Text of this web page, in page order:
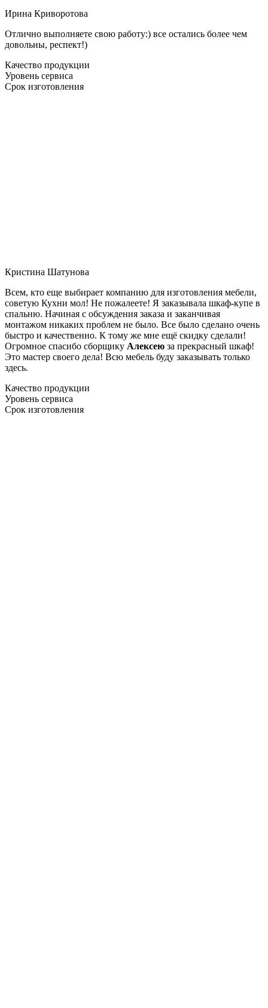
Ирина Криворотова
Отлично выполняете свою работу:) все остались более чем
довольны, респект!)
Качество продукции
Уровень сервиса
Срок изготовления
Кристина Шатунова
Всем, кто еще выбирает компанию для изготовления мебели,
советую Кухни мол! Не пожалеете! Я заказывала шкаф-купе в
спальню. Начиная с обсуждения заказа и заканчивая
монтажом никаких проблем не было. Все было сделано очень
быстро и качественно. К тому же мне ещё скидку сделали!
Огромное спасибо сборщику Алексею за прекрасный шкаф!
Это мастер своего дела! Всю мебель буду заказывать только
здесь.
Качество продукции
Уровень сервиса
Срок изготовления